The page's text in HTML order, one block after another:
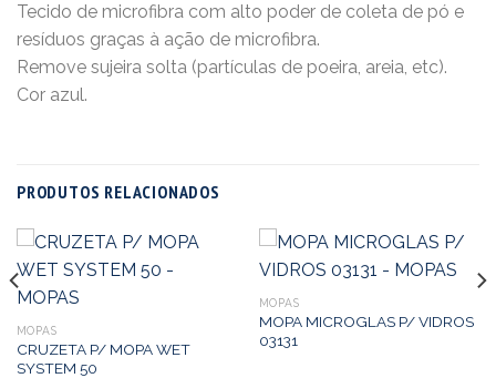
Tecido de microfibra com alto poder de coleta de pó e
resíduos graças à ação de microfibra.
Remove sujeira solta (partículas de poeira, areia, etc).
Cor azul.
PRODUTOS RELACIONADOS
MOPAS
CRUZETA P/ MOPA WET
SYSTEM 50
MOPAS
MOPA MICROGLAS P/ VIDROS
03131